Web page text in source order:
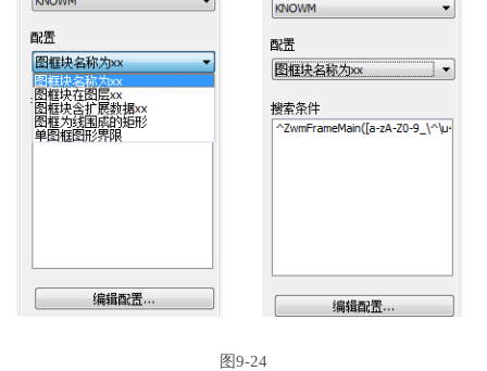
图9-24